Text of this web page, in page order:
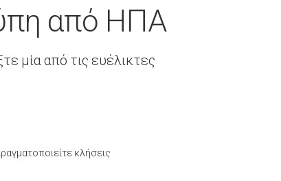
από ΗΠΑ
μία από τις ευέλικτες
κλήσεις